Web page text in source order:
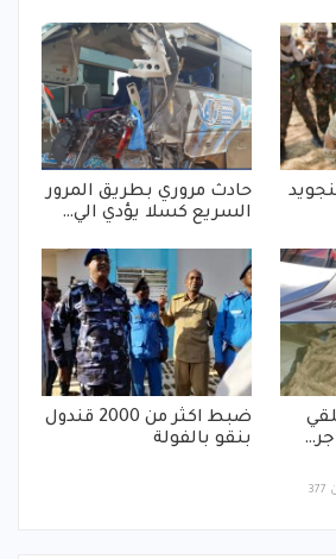
حادث مروري بطريق المرور
السريع كسلا يؤدي الي…
ضبط اكثر من 2000 قندول
بنقو بالفولة